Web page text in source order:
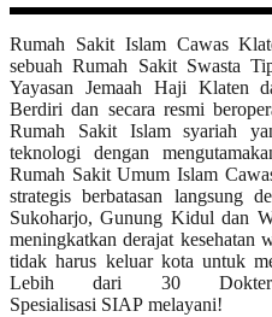
Rumah Sakit Islam Cawas
sebuah Rumah Sakit Swasta
Yayasan Jemaah Haji Klaten
Berdiri dan secara resmi
Rumah Sakit Islam syariah
teknologi dengan
Rumah Sakit Umum Islam
strategis berbatasan langsung
Sukoharjo, Gunung Kidul dan
meningkatkan derajat kesehatan
tidak harus keluar kota untuk
Lebih dari 30
Spesialisasi SIAP melayani!